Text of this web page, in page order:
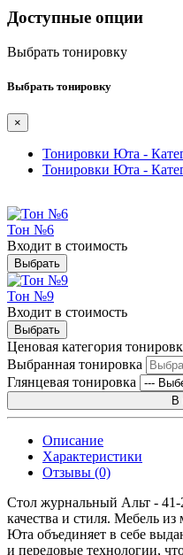
Доступные опции
Выбрать тонировку
Выбрать тонировку
×
Тонировки Юта -
Тонировки Юта -
Тон №6
Входит в стоимость
Выбрать
Тон №9
Входит в стоимость
Выбрать
Ценовая категория
Выбранная тонировка
Глянцевая тонировка
В
Описание
Характеристики
Отзывы (0)
Стол журнальный Альт -
качества и стиля. Мебель из
Юта объединяет в себе
и передовые технологии,